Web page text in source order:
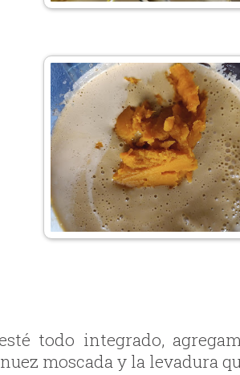
todo integrado,
moscada y la levadura